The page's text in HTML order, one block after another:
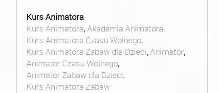
Kurs Animatora
Kurs Animatora,Akademia Animatora,
Kurs Animatora Czasu Wolnego,
Kurs Animatora Zabaw dla Dzieci,Animator,
Animator Czasu Wolnego,
Animator Zabaw dla Dzieci,
Kurs Animatora Zabaw